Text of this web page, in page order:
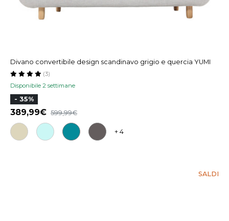
Divano convertibile design scandinavo grigio e quercia YUMI
Disponibile 2 settimane
(3)
- 35%
389,99 599,99
+ 4
SALDI